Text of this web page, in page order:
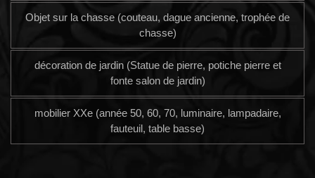
Objet sur la chasse (couteau, dague ancienne, trophée de
chasse)
décoration de jardin (Statue de pierre, potiche pierre et
fonte salon de jardin)
mobilier XXe (année 50, 60, 70, luminaire, lampadaire,
fauteuil, table basse)